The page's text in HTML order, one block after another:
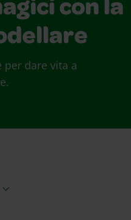
con la
per dare vita a